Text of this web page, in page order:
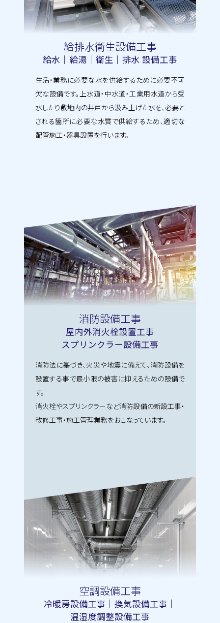
給排水衛生設備工事
給水｜給湯｜衛生｜排水 設備工事
生活・業務に必要な水を供給するために必要不可
欠な設備です。上水道・中水道・工業用水道から受
水したり敷地内の井戸から汲み上げた水を、必要と
される箇所に必要な水質で供給するため、適切な
配管施工・器具設置を行います。
消防設備工事
屋内外消火栓設置工事
スプリンクラー設備工事
消防法に基づき、火災や地震に備えて、消防設備を
設置する事で最小限の被害に抑えるための設備で
す。
消火栓やスプリンクラーなど消防設備の新設工事・
改修工事・施工管理業務をおこなっています。
空調設備工事
冷暖房設備工事｜換気設備工事｜
温湿度調整設備工事